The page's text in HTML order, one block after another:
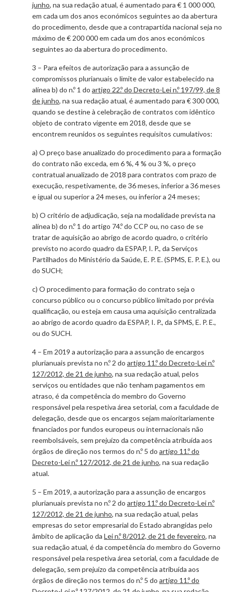
junho, na sua redação atual, é aumentado para € 1 000 000,
em cada um dos anos económicos seguintes ao da abertura
do procedimento, desde que a contrapartida nacional seja no
máximo de € 200 000 em cada um dos anos económicos
seguintes ao da abertura do procedimento.
3 – Para efeitos de autorização para a assunção de
compromissos plurianuais o limite de valor estabelecido na
alínea b) do n.º 1 do artigo 22.º do Decreto-Lei n.º 197/99, de 8
de junho, na sua redação atual, é aumentado para € 300 000,
quando se destine à celebração de contratos com idêntico
objeto de contrato vigente em 2018, desde que se
encontrem reunidos os seguintes requisitos cumulativos:
a) O preço base anualizado do procedimento para a formação
do contrato não exceda, em 6 %, 4 % ou 3 %, o preço
contratual anualizado de 2018 para contratos com prazo de
execução, respetivamente, de 36 meses, inferior a 36 meses
e igual ou superior a 24 meses, ou inferior a 24 meses;
b) O critério de adjudicação, seja na modalidade prevista na
alínea b) do n.º 1 do artigo 74.º do CCP ou, no caso de se
tratar de aquisição ao abrigo de acordo quadro, o critério
previsto no acordo quadro da ESPAP, I. P., da Serviços
Partilhados do Ministério da Saúde, E. P. E. (SPMS, E. P. E.), ou
do SUCH;
c) O procedimento para formação do contrato seja o
concurso público ou o concurso público limitado por prévia
qualificação, ou esteja em causa uma aquisição centralizada
ao abrigo de acordo quadro da ESPAP, I. P., da SPMS, E. P. E.,
ou do SUCH.
4 – Em 2019 a autorização para a assunção de encargos
plurianuais prevista no n.º 2 do artigo 11.º do Decreto-Lei n.º
127/2012, de 21 de junho, na sua redação atual, pelos
serviços ou entidades que não tenham pagamentos em
atraso, é da competência do membro do Governo
responsável pela respetiva área setorial, com a faculdade de
delegação, desde que os encargos sejam maioritariamente
financiados por fundos europeus ou internacionais não
reembolsáveis, sem prejuízo da competência atribuída aos
órgãos de direção nos termos do n.º 5 do artigo 11.º do
Decreto-Lei n.º 127/2012, de 21 de junho, na sua redação
atual.
5 – Em 2019, a autorização para a assunção de encargos
plurianuais prevista no n.º 2 do artigo 11.º do Decreto-Lei n.º
127/2012, de 21 de junho, na sua redação atual, pelas
empresas do setor empresarial do Estado abrangidas pelo
âmbito de aplicação da Lei n.º 8/2012, de 21 de fevereiro, na
sua redação atual, é da competência do membro do Governo
responsável pela respetiva área setorial, com a faculdade de
delegação, sem prejuízo da competência atribuída aos
órgãos de direção nos termos do n.º 5 do artigo 11.º do